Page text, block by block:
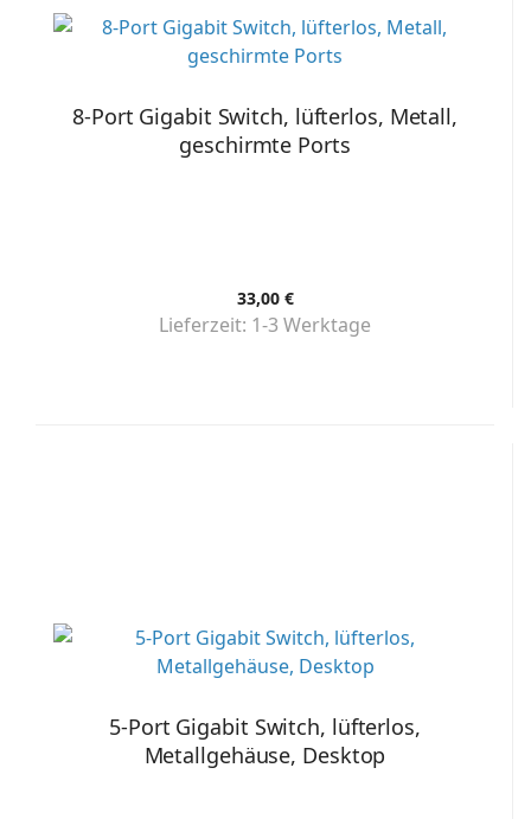
8-Port Gigabit Switch, lüfterlos, Metall,
geschirmte Ports
33,00 €
Lieferzeit: 1-3 Werktage
5-Port Gigabit Switch, lüfterlos,
Metallgehäuse, Desktop